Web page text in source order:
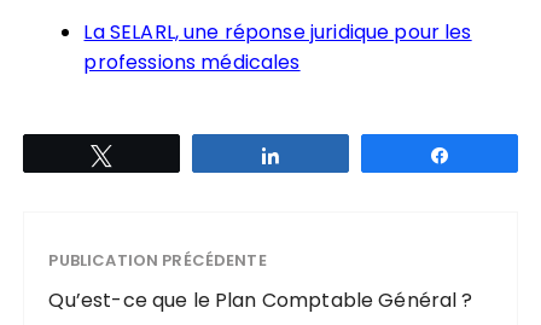
La SELARL, une réponse juridique pour les
professions médicales
PUBLICATION PRÉCÉDENTE
Qu’est-ce que le Plan Comptable Général ?